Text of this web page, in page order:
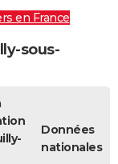
en France
sous-
Données
nationales